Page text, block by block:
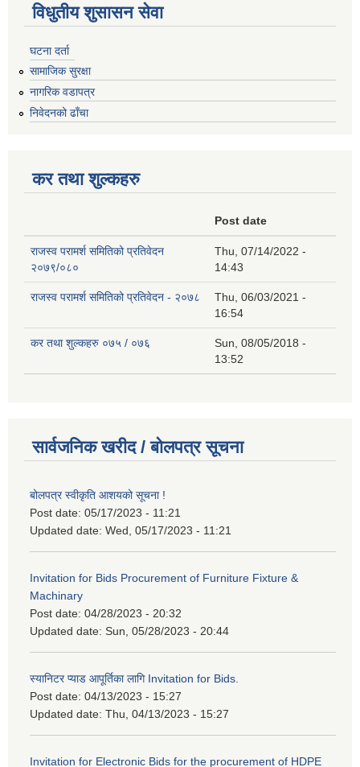
विधुतीय शुसासन सेवा
घटना दर्ता
सामाजिक सुरक्षा
नागरिक वडापत्र
निवेदनको ढाँचा
कर तथा शुल्कहरु
Post date
राजस्व परामर्श समितिको प्रतिवेदन
२०७९/०८०
Thu, 07/14/2022 -
14:43
राजस्व परामर्श समितिको प्रतिवेदन - २०७८
Thu, 06/03/2021 -
16:54
कर तथा शुल्कहरु ०७५ / ०७६
Sun, 08/05/2018 -
13:52
सार्वजनिक खरीद / बोलपत्र सूचना
बोलपत्र स्वीकृति आशयको सूचना !
Post date: 05/17/2023 - 11:21
Updated date: Wed, 05/17/2023 - 11:21
Invitation for Bids Procurement of Furniture Fixture &
Machinary
Post date: 04/28/2023 - 20:32
Updated date: Sun, 05/28/2023 - 20:44
स्यानिटर प्याड आपूर्तिका लागि Invitation for Bids.
Post date: 04/13/2023 - 15:27
Updated date: Thu, 04/13/2023 - 15:27
Invitation for Electronic Bids for the procurement of HDPE